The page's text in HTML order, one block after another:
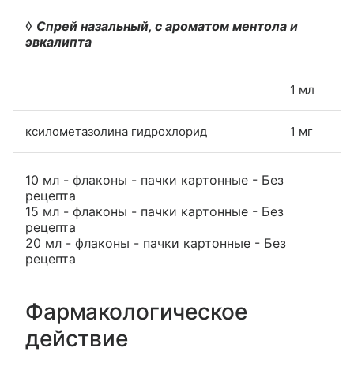
◊ Спрей назальный, с ароматом ментола и
эвкалипта
1 мл
ксилометазолина гидрохлорид 1 мг
10 мл - флаконы - пачки картонные - Без
рецепта
15 мл - флаконы - пачки картонные - Без
рецепта
20 мл - флаконы - пачки картонные - Без
рецепта
Фармакологическое
действие